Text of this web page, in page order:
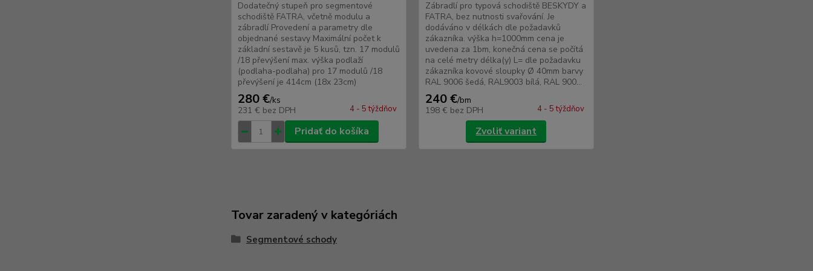
Dodatečný stupeň pro segmentové
schodiště FATRA, včetně modulu a
zábradlí Provedení a parametry dle
objednané sestavy Maximální počet k
základní sestavě je 5 kusů, tzn. 17 modulů
/18 převýšení max. výška podlaží
(podlaha-podlaha) pro 17 modulů /18
převýšení je 414cm (18x 23cm)
280 €/ks
231 € bez DPH 4 - 5 týždňov
Pridať do košíka
Zábradlí pro typová schodiště BESKYDY a
FATRA, bez nutnosti svařování. Je
dodáváno v délkách dle požadavků
zákazníka. výška h=1000mm cena je
uvedena za 1bm, konečná cena se počítá
na celé metry délka(y) L= dle požadavku
zákazníka kovové sloupky Ø 40mm barvy
RAL 9006 šedá, RAL9003 bílá, RAL 900...
240 €/bm
198 € bez DPH 4 - 5 týždňov
Zvoliť variant
Tovar zaradený v kategóriách
Segmentové schody